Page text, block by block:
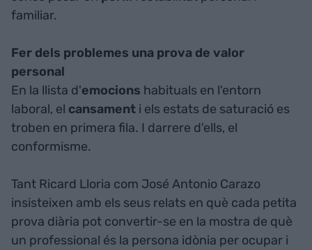
familiar.
Fer dels problemes una prova de valor
personal
En la llista d'emocions habituals en l'entorn
laboral, el cansament i els estats de saturació es
troben en primera fila. I darrere d'ells, el
conformisme.
Tant Ricard Lloria com José Antonio Carazo
insisteixen amb els seus relats en què cada petita
prova diària pot convertir-se en la mostra de què
un professional és la persona idònia per ocupar i